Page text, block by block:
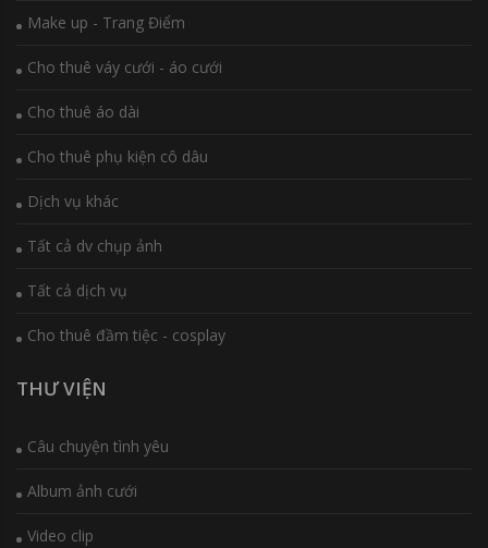
Make up - Trang Điểm
Cho thuê váy cưới - áo cưới
Cho thuê áo dài
Cho thuê phụ kiện cô dâu
Dịch vụ khác
Tất cả dv chụp ảnh
Tất cả dịch vụ
Cho thuê đầm tiệc - cosplay
THƯ VIỆN
Câu chuyện tình yêu
Album ảnh cưới
Video clip